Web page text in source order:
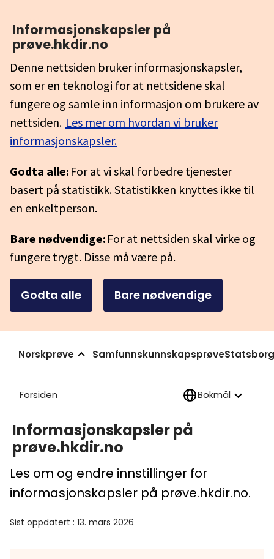
Informasjonskapsler på
prøve.hkdir.no
Denne nettsiden bruker informasjonskapsler,
som er en teknologi for at nettsidene skal
fungere og samle inn informasjon om brukere av
nettsiden. Les mer om hvordan vi bruker
informasjonskapsler.
Godta alle: For at vi skal forbedre tjenester
basert på statistikk. Statistikken knyttes ikke til
en enkeltperson.
Bare nødvendige: For at nettsiden skal virke og
fungere trygt. Disse må være på.
Godta alle Bare nødvendige
Norskprøve Samfunnskunnskapsprøve
Forsiden Bokmål
Informasjonskapsler på
prøve.hkdir.no
Les om og endre innstillinger for
informasjonskapsler på prøve.hkdir.no.
Sist oppdatert : 13. mars 2026